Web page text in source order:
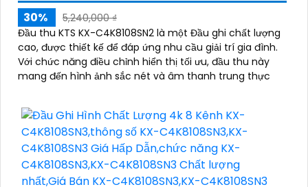
30%
5,240,000 ₫
Đầu thu KTS KX-C4K8108SN2 là một Đầu ghi chất lượng
cao, được thiết kế để đáp ứng nhu cầu giải trí gia đình.
Với chức năng điều chỉnh hiển thị tối ưu, đầu thu này
mang đến hình ảnh sắc nét và âm thanh trung thực